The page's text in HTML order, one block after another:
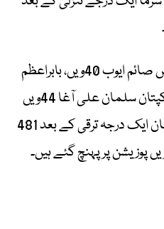
پاکستان کے دیگر بلے بازوں میں صائم ایوب 40ویں، بابراعظم
42ویں اور قومی ٹی20 ٹیم کے کپتان سلمان علی آغا 44ویں
نمبر پر موجود ہیں، جبکہ فخر زمان ایک درجہ ترقی کے بعد 481